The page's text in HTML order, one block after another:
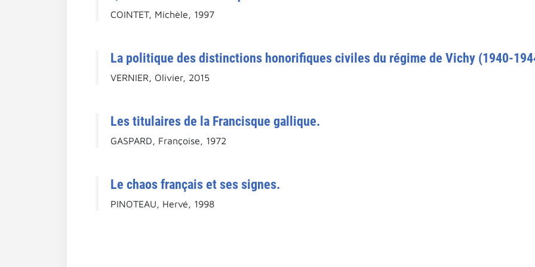
COINTET, Michèle, 1997
La politique des distinctions honorifiques civiles du régime de Vichy (1940-
VERNIER, Olivier, 2015
Les titulaires de la Francisque gallique.
GASPARD, Françoise, 1972
Le chaos français et ses signes.
PINOTEAU, Hervé, 1998